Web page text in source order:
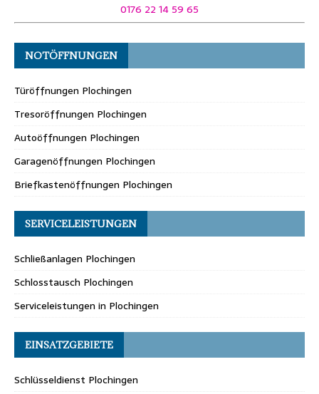
0176 22 14 59 65
NOTÖFFNUNGEN
Türöffnungen Plochingen
Tresoröffnungen Plochingen
Autoöffnungen Plochingen
Garagenöffnungen Plochingen
Briefkastenöffnungen Plochingen
SERVICELEISTUNGEN
Schließanlagen Plochingen
Schlosstausch Plochingen
Serviceleistungen in Plochingen
EINSATZGEBIETE
Schlüsseldienst Plochingen